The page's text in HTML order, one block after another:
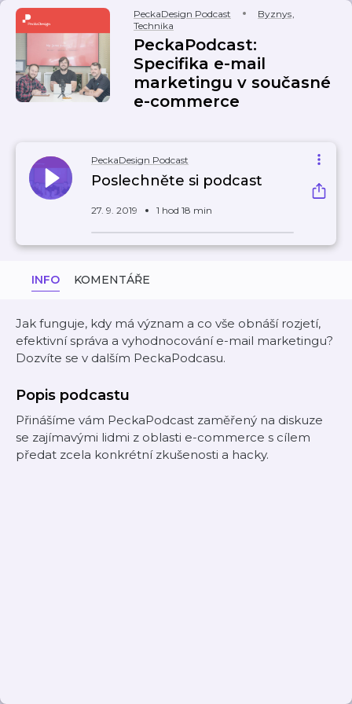
PeckaDesign Podcast Byznys,
Technika
PeckaPodcast:
Specifika e-mail
marketingu v současné
e-commerce
PeckaDesign Podcast
Poslechněte si podcast
27. 9. 2019 1 hod 18 min
INFO KOMENTÁŘE
Jak funguje, kdy má význam a co vše obnáší rozjetí,
efektivní správa a vyhodnocování e-mail marketingu?
Dozvíte se v dalším PeckaPodcasu.
Popis podcastu
Přinášíme vám PeckaPodcast zaměřený na diskuze
se zajímavými lidmi z oblasti e-commerce s cílem
předat zcela konkrétní zkušenosti a hacky.